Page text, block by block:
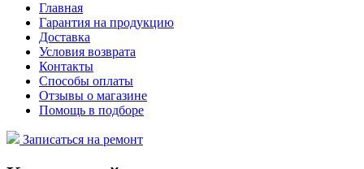
Главная
Гарантия на продукцию
Доставка
Условия возврата
Контакты
Способы оплаты
Отзывы о магазине
Помощь в подборе
Записаться на ремонт